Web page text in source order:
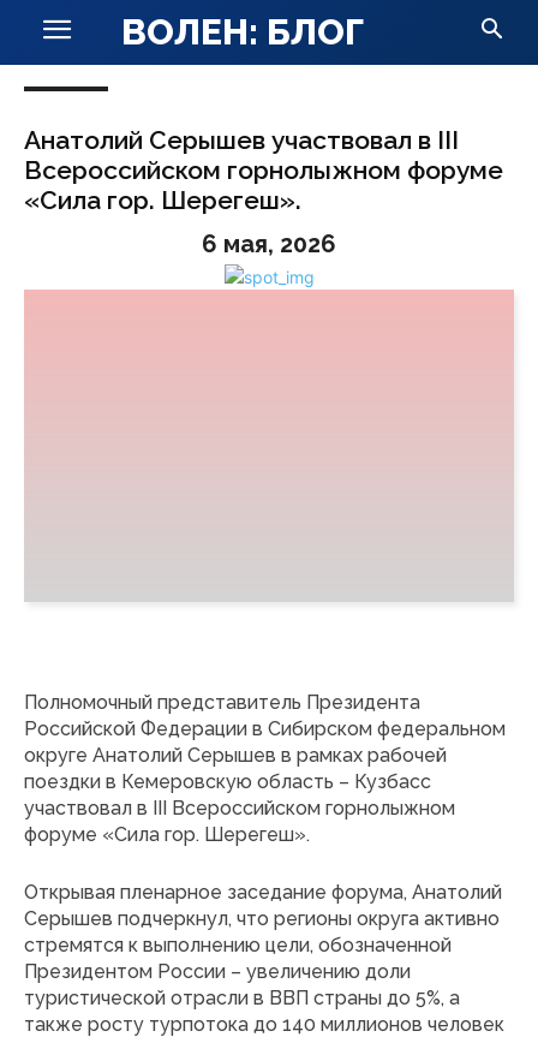
ВОЛЕН: БЛОГ
Анатолий Серышев участвовал в III
Всероссийском горнолыжном форуме
«Сила гор. Шерегеш».
6 мая, 2026
Полномочный представитель Президента
Российской Федерации в Сибирском федеральном
округе Анатолий Серышев в рамках рабочей
поездки в Кемеровскую область – Кузбасс
участвовал в III Всероссийском горнолыжном
форуме «Сила гор. Шерегеш».
Открывая пленарное заседание форума, Анатолий
Серышев подчеркнул, что регионы округа активно
стремятся к выполнению цели, обозначенной
Президентом России – увеличению доли
туристической отрасли в ВВП страны до 5%, а
также росту турпотока до 140 миллионов человек